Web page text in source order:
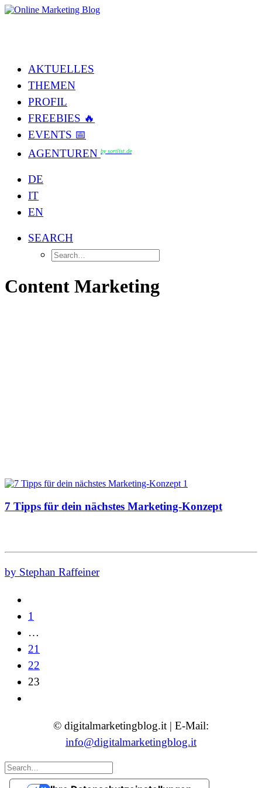
AKTUELLES
THEMEN
PROFIL
FREEBIES 🔥
EVENTS 📅
AGENTUREN by sortlist.de
DE
IT
EN
SEARCH
Content Marketing
7 Tipps für dein nächstes Marketing-Konzept
by Stephan Raffeiner
1
…
21
22
23
© digitalmarketingblog.it | E-Mail:
info@digitalmarketingblog.it